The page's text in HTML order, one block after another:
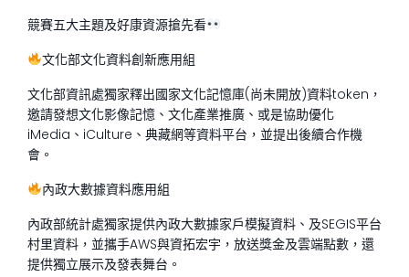
競賽五大主題及好康資源搶先看
文化部文化資料創新應用組
文化部資訊處獨家釋出國家文化記憶庫(尚未開放)資料token，
邀請發想文化影像記憶、文化產業推廣、或是協助優化
iMedia、iCulture、典藏網等資料平台，並提出後續合作機
會。
內政大數據資料應用組
內政部統計處獨家提供內政大數據家戶模擬資料、及SEGIS平台
村里資料，並攜手AWS與資拓宏宇，放送獎金及雲端點數，還
提供獨立展示及發表舞台。